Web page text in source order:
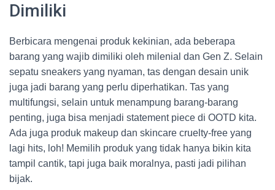
Dimiliki
Berbicara mengenai produk kekinian, ada beberapa
barang yang wajib dimiliki oleh milenial dan Gen Z. Selain
sepatu sneakers yang nyaman, tas dengan desain unik
juga jadi barang yang perlu diperhatikan. Tas yang
multifungsi, selain untuk menampung barang-barang
penting, juga bisa menjadi statement piece di OOTD kita.
Ada juga produk makeup dan skincare cruelty-free yang
lagi hits, loh! Memilih produk yang tidak hanya bikin kita
tampil cantik, tapi juga baik moralnya, pasti jadi pilihan
bijak.